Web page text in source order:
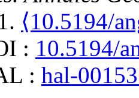
⟨10.5194/
: 10.5194/
: hal-